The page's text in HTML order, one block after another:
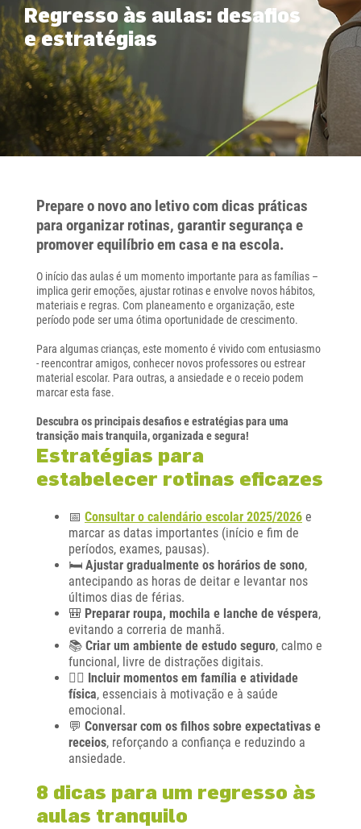
Regresso às aulas: desafios
e estratégias
Prepare o novo ano letivo com dicas práticas
para organizar rotinas, garantir segurança e
promover equilíbrio em casa e na escola.
O início das aulas é um momento importante para as famílias –
implica gerir emoções, ajustar rotinas e envolve novos hábitos,
materiais e regras. Com planeamento e organização, este
período pode ser uma ótima oportunidade de crescimento.
Para algumas crianças, este momento é vivido com entusiasmo
- reencontrar amigos, conhecer novos professores ou estrear
material escolar. Para outras, a ansiedade e o receio podem
marcar esta fase.
Descubra os principais desafios e estratégias para uma
transição mais tranquila, organizada e segura!
Estratégias para
estabelecer rotinas eficazes
📅 Consultar o calendário escolar 2025/2026 e
marcar as datas importantes (início e fim de
períodos, exames, pausas).
🛏️ Ajustar gradualmente os horários de sono,
antecipando as horas de deitar e levantar nos
últimos dias de férias.
🎒 Preparar roupa, mochila e lanche de véspera,
evitando a correria de manhã.
📚 Criar um ambiente de estudo seguro, calmo e
funcional, livre de distrações digitais.
🤸‍♂️ Incluir momentos em família e atividade
física, essenciais à motivação e à saúde
emocional.
💬 Conversar com os filhos sobre expectativas e
receios, reforçando a confiança e reduzindo a
ansiedade.
8 dicas para um regresso às
aulas tranquilo